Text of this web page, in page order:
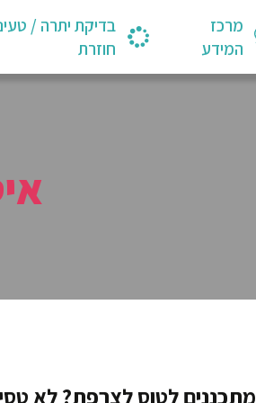
מרכז
המידע
בדיקת יתרה /
חוזרת
מתכננים לטוס לצרפת? לא